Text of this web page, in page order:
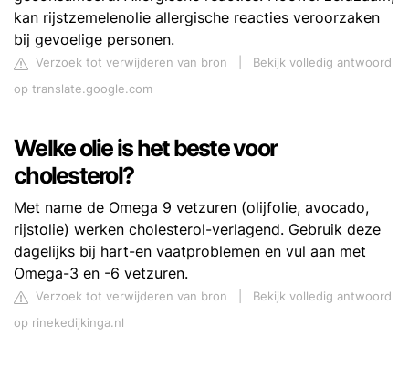
kan rijstzemelenolie allergische reacties veroorzaken
bij gevoelige personen.
Verzoek tot verwijderen van bron
Bekijk volledig antwoord
op translate.google.com
Welke olie is het beste voor
cholesterol?
Met name de Omega 9 vetzuren (olijfolie, avocado,
rijstolie) werken cholesterol-verlagend. Gebruik deze
dagelijks bij hart-en vaatproblemen en vul aan met
Omega-3 en -6 vetzuren.
Verzoek tot verwijderen van bron
Bekijk volledig antwoord
op rinekedijkinga.nl